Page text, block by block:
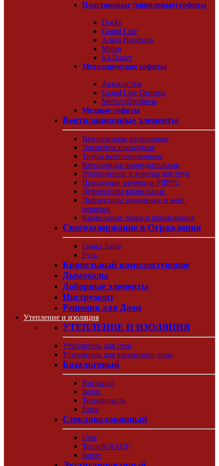
Пластиковые (виниловые) софиты
Docke
Grand Line
Альта Профиль
Mitten
Ю-Пласт
Металлические софиты
Аквасистем
Grand Line Оптима
МеталлПрофиль
Медные софиты
Вентиляционные элементы
Вентиляторы кровельные
Элементы проходные
Трубы вентиляционные
Вентиляция принудительная
Уплотнители и вороты для труб
Проходные элементы PIIPPU
Дефлекторы кровельные
Дефлекторы цокольные и вент.
решетки
Кровельные люки и примыкания
Снегозадержание и Ограждения
Гранд Лайн
Русь
Кровельный комплектующие
Дымоходы
Доборные элементы
Инструмент
Решения для Дачи
Утепление и изоляция
УТЕПЛЕНИЕ И ИЗОЛЯЦИЯ
Утеплитель для стен
Утеплитель для каркасного дома
Базальтовый
Rockwool
Isoroc
Технониколь
Paroc
Стекловолоконный
Ursa
ТеплоKNAUF
Isover